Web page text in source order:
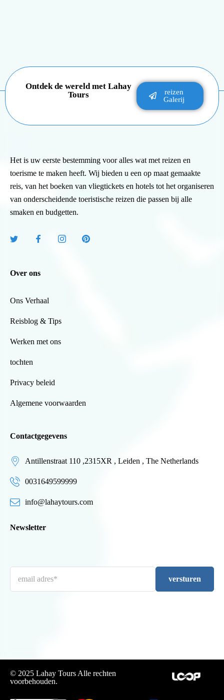
Ontdek de wereld met Lahay
Tours
reizen
Galerij
Het is uw eerste bestemming voor alles wat met reizen en
toerisme te maken heeft. Wij bieden u een op maat gemaakte
reis, van het boeken van vliegtickets en hotels tot het organiseren
van onderscheidende toeristische reizen die passen bij alle
smaken en budgetten.
Over ons
Ons Verhaal
Reisblog & Tips
Werken met ons
tochten
Privacy beleid
Algemene voorwaarden
Contactgegevens
Antillenstraat 110 ,2315XR , Leiden , The Netherlands
0031649599999
info@lahaytours.com
Newsletter
versturen
© 2025 Lahay Tours Alle rechten
voorbehouden.